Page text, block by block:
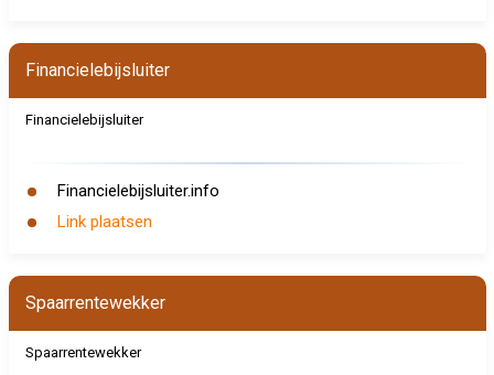
Financielebijsluiter
Financielebijsluiter
Financielebijsluiter.info
Link plaatsen
Spaarrentewekker
Spaarrentewekker